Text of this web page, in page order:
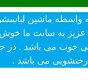
عزیز به سایت ما
خوب می باشد . در
رختشویی می باشد .